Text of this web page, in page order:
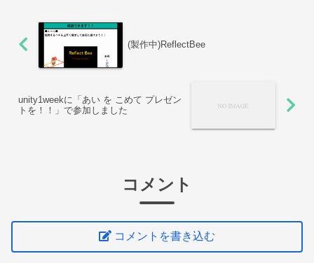
(製作中)ReflectBee
unity1weekに「あい を こめて プレゼン
トを！！」で参加しました
コメント
コメントを書き込む